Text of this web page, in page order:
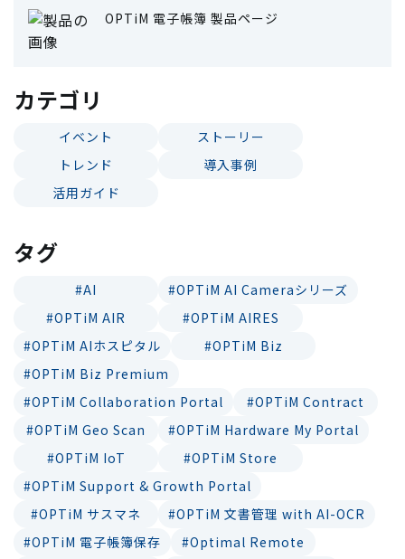
OPTiM 電子帳簿 製品ページ
カテゴリ
イベント
ストーリー
トレンド
導入事例
活用ガイド
タグ
#AI
#OPTiM AI Cameraシリーズ
#OPTiM AIR
#OPTiM AIRES
#OPTiM AIホスピタル
#OPTiM Biz
#OPTiM Biz Premium
#OPTiM Collaboration Portal
#OPTiM Contract
#OPTiM Geo Scan
#OPTiM Hardware My Portal
#OPTiM IoT
#OPTiM Store
#OPTiM Support & Growth Portal
#OPTiM サスマネ
#OPTiM 文書管理 with AI-OCR
#OPTiM 電子帳簿保存
#Optimal Remote